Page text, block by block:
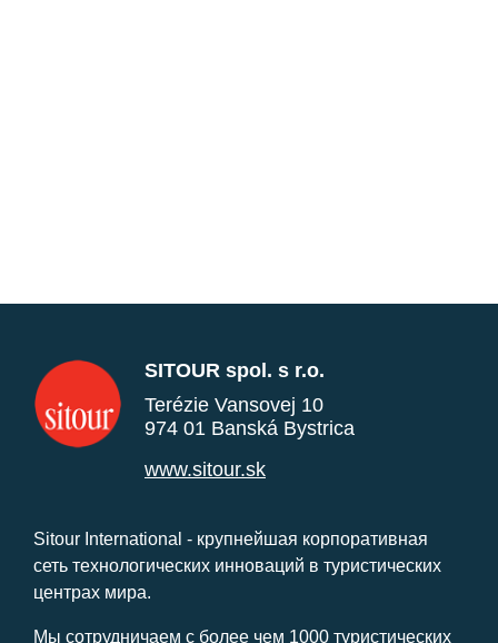
SITOUR spol. s r.o.
Terézie Vansovej 10
974 01 Banská Bystrica
www.sitour.sk
Sitour International - крупнейшая корпоративная
сеть технологических инноваций в туристических
центрах мира.
Мы сотрудничаем с более чем 1000 туристических